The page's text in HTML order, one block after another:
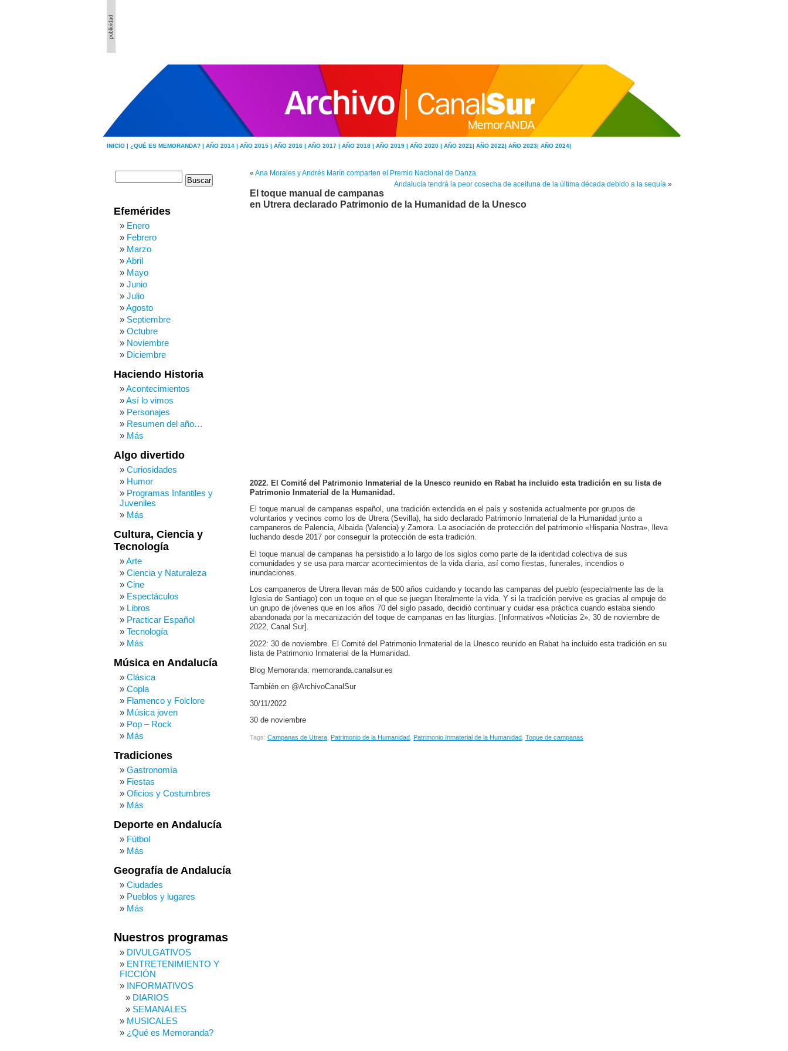
INICIO | ¿QUÉ ES MEMORANDA? | AÑO 2014 | AÑO 2015 | AÑO 2016 | AÑO 2017 | AÑO 2018 | AÑO 2019 | AÑO 2020 | AÑO 2021| AÑO 2022| AÑO 2023| AÑO 2024|
« Ana Morales y Andrés Marín comparten el Premio Nacional de Danza
Andalucía tendrá la peor cosecha de aceituna de la última década debido a la sequía »
El toque manual de campanas
en Utrera declarado Patrimonio de la Humanidad de la Unesco
2022. El Comité del Patrimonio Inmaterial de la Unesco reunido en Rabat ha incluido esta tradición en su lista de
Patrimonio Inmaterial de la Humanidad.
El toque manual de campanas español, una tradición extendida en el país y sostenida actualmente por grupos de
voluntarios y vecinos como los de Utrera (Sevilla), ha sido declarado Patrimonio Inmaterial de la Humanidad junto a
campaneros de Palencia, Albaida (Valencia) y Zamora. La asociación de protección del patrimonio «Hispania Nostra», lleva
luchando desde 2017 por conseguir la protección de esta tradición.
El toque manual de campanas ha persistido a lo largo de los siglos como parte de la identidad colectiva de sus
comunidades y se usa para marcar acontecimientos de la vida diaria, así como fiestas, funerales, incendios o
inundaciones.
Los campaneros de Utrera llevan más de 500 años cuidando y tocando las campanas del pueblo (especialmente las de la
Iglesia de Santiago) con un toque en el que se juegan literalmente la vida. Y si la tradición pervive es gracias al empuje de
un grupo de jóvenes que en los años 70 del siglo pasado, decidió continuar y cuidar esa práctica cuando estaba siendo
abandonada por la mecanización del toque de campanas en las liturgias. [Informativos «Noticias 2», 30 de noviembre de
2022, Canal Sur].
2022: 30 de noviembre. El Comité del Patrimonio Inmaterial de la Unesco reunido en Rabat ha incluido esta tradición en su
lista de Patrimonio Inmaterial de la Humanidad.
Blog Memoranda: memoranda.canalsur.es
También en @ArchivoCanalSur
30/11/2022
30 de noviembre
Tags: Campanas de Utrera Patrimonio de la Humanidad Patrimonio Inmaterial de la Humanidad Toque de campanas
Efemérides
Enero
Febrero
Marzo
Abril
Mayo
Junio
Julio
Agosto
Septiembre
Octubre
Noviembre
Diciembre
Haciendo Historia
Acontecimientos
Así lo vimos
Personajes
Resumen del año…
Más
Algo divertido
Curiosidades
Humor
Programas Infantiles y
Juveniles
Más
Cultura, Ciencia y
Tecnología
Arte
Ciencia y Naturaleza
Cine
Espectáculos
Libros
Practicar Español
Tecnología
Más
Música en Andalucía
Clásica
Copla
Flamenco y Folclore
Música joven
Pop – Rock
Más
Tradiciones
Gastronomía
Fiestas
Oficios y Costumbres
Más
Deporte en Andalucía
Fútbol
Más
Geografía de Andalucía
Ciudades
Pueblos y lugares
Más
Nuestros programas
DIVULGATIVOS
ENTRETENIMIENTO Y
FICCIÓN
INFORMATIVOS
DIARIOS
SEMANALES
MUSICALES
¿Qué es Memoranda?